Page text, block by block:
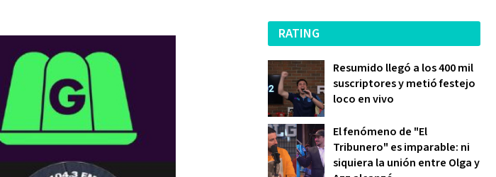
RATING
Resumido llegó a los 400 mil
suscriptores y metió festejo
loco en vivo
El fenómeno de "El
Tribunero" es imparable: ni
siquiera la unión entre Olga y